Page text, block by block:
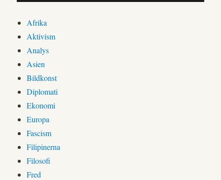
Afrika
Aktivism
Analys
Asien
Bildkonst
Diplomati
Ekonomi
Europa
Fascism
Filipinerna
Filosofi
Fred